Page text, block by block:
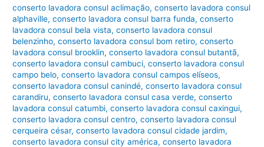
conserto lavadora consul aclimação,conserto lavadora consul
alphaville,conserto lavadora consul barra funda,conserto
lavadora consul bela vista,conserto lavadora consul
belenzinho,conserto lavadora consul bom retiro,conserto
lavadora consul brooklin,conserto lavadora consul butantã,
conserto lavadora consul cambuci,conserto lavadora consul
campo belo,conserto lavadora consul campos elíseos,
conserto lavadora consul canindé,conserto lavadora consul
carandiru,conserto lavadora consul casa verde,conserto
lavadora consul catumbi,conserto lavadora consul caxingui,
conserto lavadora consul centro,conserto lavadora consul
cerqueira césar,conserto lavadora consul cidade jardim,
conserto lavadora consul city américa,conserto lavadora